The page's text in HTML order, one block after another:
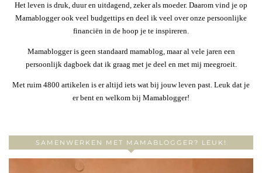
Het leven is druk, duur en uitdagend, zeker als moeder. Daarom vind je op
Mamablogger ook veel budgettips en deel ik veel over onze persoonlijke
financiën in de hoop je te inspireren.
Mamablogger is geen standaard mamablog, maar al vele jaren een
persoonlijk dagboek dat ik graag met je deel en met mij meegroeit.
Met ruim 4800 artikelen is er altijd iets wat bij jouw leven past. Leuk dat je
er bent en welkom bij Mamablogger!
SAMENWERKEN MET MAMABLOGGER? LEUK!